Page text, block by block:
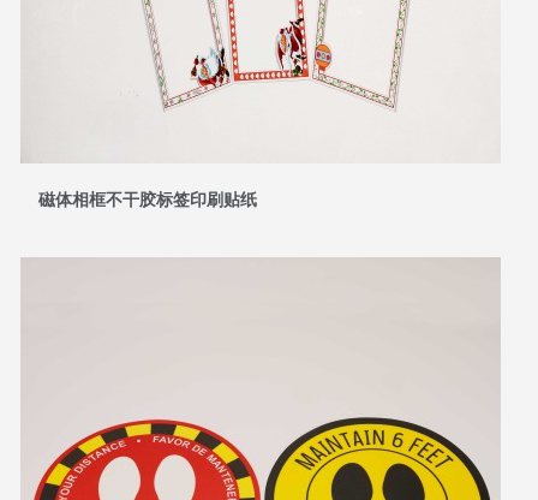
磁体相框不干胶标签印刷贴纸